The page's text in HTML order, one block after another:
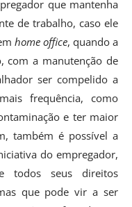
que mantenha
de trabalho, caso ele
home office, quando a
com a manutenção de
ser compelido a
frequência, como
e ter maior
também é possível a
do empregador,
todos seus direitos
que pode vir a ser